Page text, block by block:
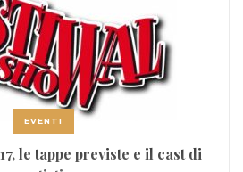
EVENTI
le tappe previste e il cast di